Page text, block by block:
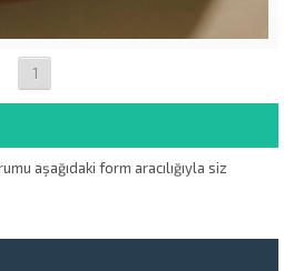
1
aşağıdaki form aracılığıyla siz